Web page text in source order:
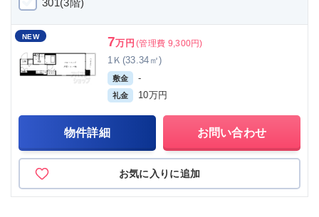
301(3階)
NEW 7万円 (管理費 9,300円)
1Ｋ(33.34㎡)
敷金 -
礼金 10万円
物件詳細 お問い合わせ
お気に入りに追加